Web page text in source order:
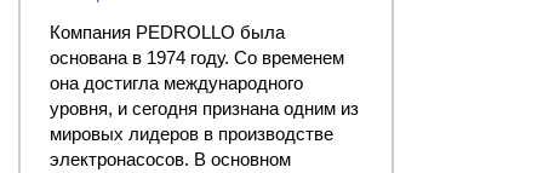
Компания PEDROLLO была
основана в 1974 году. Со временем
она достигла международного
уровня, и сегодня признана одним из
мировых лидеров в производстве
электронасосов. В основном